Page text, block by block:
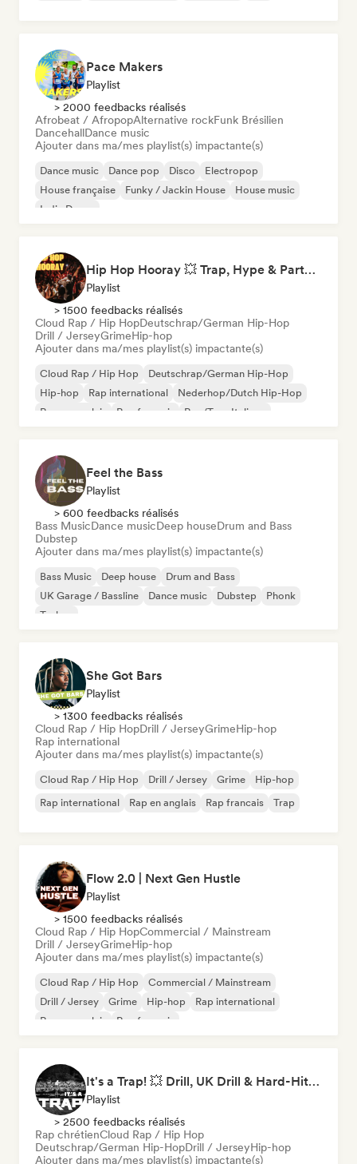
Pace Makers
Playlist
> 2000 feedbacks réalisés
Afrobeat / AfropopAlternative rockFunk Brésilien
DancehallDance music
Ajouter dans ma/mes playlist(s) impactante(s)
Dance music Dance pop Disco
Electropop
House française
Funky / Jackin House
House music
Indie Dance
Hip Hop Hooray 💥 Trap, Hype & Party Rap Bangers
Playlist
> 1500 feedbacks réalisés
Cloud Rap / Hip HopDeutschrap/German Hip-Hop
Drill / JerseyGrimeHip-hop
Ajouter dans ma/mes playlist(s) impactante(s)
Cloud Rap / Hip Hop
Deutschrap/German Hip-Hop
Hip-hop
Rap international
Nederhop/Dutch Hip-Hop
Rap en anglais
Rap francais Rap/Trap Italiano
Feel the Bass
Playlist
> 600 feedbacks réalisés
Bass MusicDance musicDeep houseDrum and Bass
Dubstep
Ajouter dans ma/mes playlist(s) impactante(s)
Bass Music Deep house
Drum and Bass
UK Garage / Bassline
Dance music Dubstep
Phonk
Techno
She Got Bars
Playlist
> 1300 feedbacks réalisés
Cloud Rap / Hip HopDrill / JerseyGrimeHip-hop
Rap international
Ajouter dans ma/mes playlist(s) impactante(s)
Cloud Rap / Hip Hop Drill / Jersey Grime
Hip-hop
Rap international
Rap en anglais Rap francais Trap
Flow 2.0 | Next Gen Hustle
Playlist
> 1500 feedbacks réalisés
Cloud Rap / Hip HopCommercial / Mainstream
Drill / JerseyGrimeHip-hop
Ajouter dans ma/mes playlist(s) impactante(s)
Cloud Rap / Hip Hop
Commercial / Mainstream
Drill / Jersey
Grime Hip-hop
Rap international
Rap en anglais
Rap francais
It's a Trap! 💥 Drill, UK Drill & Hard-Hitting Trap
Playlist
> 2500 feedbacks réalisés
Rap chrétienCloud Rap / Hip Hop
Deutschrap/German Hip-HopDrill / JerseyHip-hop
Ajouter dans ma/mes playlist(s) impactante(s)